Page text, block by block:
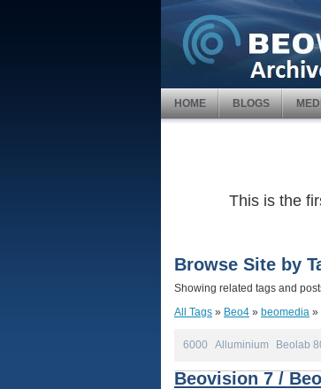
HOME BLOGS
This is the
Browse Site by
Showing related tags and
All Tags » Beo4 » beomedia »
6000 Alluminium Beolab
Beovision 7 /